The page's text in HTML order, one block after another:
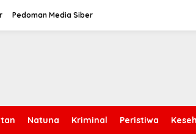
Pedoman Media Siber
Natuna Kriminal Peristiwa